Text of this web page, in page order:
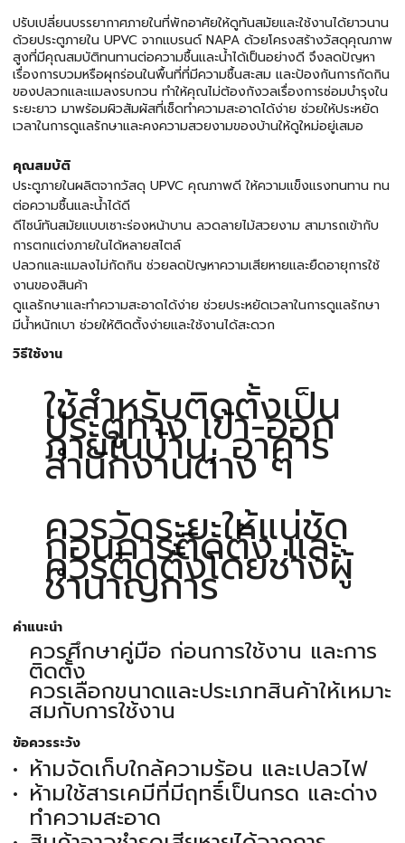
ปรับเปลี่ยนบรรยากาศภายในที่พักอาศัยให้ดูทันสมัยและใช้งานได้ยาวนาน
ด้วยประตูภายใน UPVC จากแบรนด์ NAPA ด้วยโครงสร้างวัสดุคุณภาพ
สูงที่มีคุณสมบัติทนทานต่อความชื้นและน้ำได้เป็นอย่างดี จึงลดปัญหา
เรื่องการบวมหรือผุกร่อนในพื้นที่ที่มีความชื้นสะสม และป้องกันการกัดกิน
ของปลวกและแมลงรบกวน ทำให้คุณไม่ต้องกังวลเรื่องการซ่อมบำรุงใน
ระยะยาว มาพร้อมผิวสัมผัสที่เช็ดทำความสะอาดได้ง่าย ช่วยให้ประหยัด
เวลาในการดูแลรักษาและคงความสวยงามของบ้านให้ดูใหม่อยู่เสมอ
คุณสมบัติ
ประตูภายในผลิตจากวัสดุ UPVC คุณภาพดี ให้ความแข็งแรงทนทาน ทน
ต่อความชื้นและน้ำได้ดี
ดีไซน์ทันสมัยแบบเซาะร่องหน้าบาน ลวดลายไม้สวยงาม สามารถเข้ากับ
การตกแต่งภายในได้หลายสไตล์
ปลวกและแมลงไม่กัดกิน ช่วยลดปัญหาความเสียหายและยืดอายุการใช้
งานของสินค้า
ดูแลรักษาและทำความสะอาดได้ง่าย ช่วยประหยัดเวลาในการดูแลรักษา
มีน้ำหนักเบา ช่วยให้ติดตั้งง่ายและใช้งานได้สะดวก
วิธีใช้งาน
ใช้สำหรับติดตั้งเป็น
ประตูทาง เข้า-ออก
ภายในบ้าน, อาคาร
สำนักงานต่าง ๆ
ควรวัดระยะให้แน่ชัด
ก่อนการติดตั้ง และ
ควรติดตั้งโดยช่างผู้
ชำนาญการ
คำแนะนำ
ควรศึกษาคู่มือ ก่อนการใช้งาน และการ
ติดตั้ง
ควรเลือกขนาดและประเภทสินค้าให้เหมาะ
สมกับการใช้งาน
ข้อควรระวัง
ห้ามจัดเก็บใกล้ความร้อน และเปลวไฟ
ห้ามใช้สารเคมีที่มีฤทธิ์เป็นกรด และด่าง
ทำความสะอาด